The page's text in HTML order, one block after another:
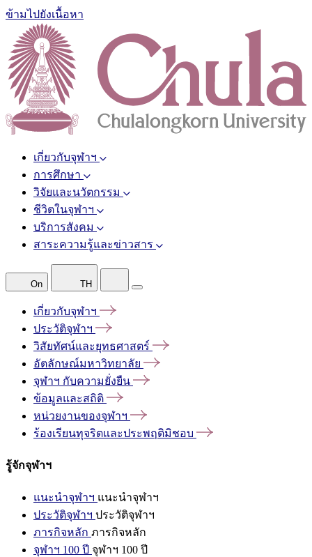
ข้ามไปยังเนื้อหา
เกี่ยวกับจุฬาฯ
การศึกษา
วิจัยและนวัตกรรม
ชีวิตในจุฬาฯ
บริการสังคม
สาระความรู้และข่าวสาร
On TH
เกี่ยวกับจุฬาฯ
ประวัติจุฬาฯ
วิสัยทัศน์และยุทธศาสตร์
อัตลักษณ์มหาวิทยาลัย
จุฬาฯ กับความยั่งยืน
ข้อมูลและสถิติ
หน่วยงานของจุฬาฯ
ร้องเรียนทุจริตและประพฤติมิชอบ
รู้จักจุฬาฯ
แนะนำจุฬาฯ แนะนำจุฬาฯ
ประวัติจุฬาฯ ประวัติจุฬาฯ
ภารกิจหลัก ภารกิจหลัก
จุฬาฯ 100 ปี จุฬาฯ 100 ปี